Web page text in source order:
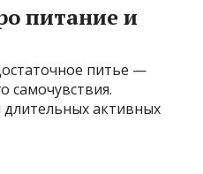
питание и
питье —
самочувствия.
активных